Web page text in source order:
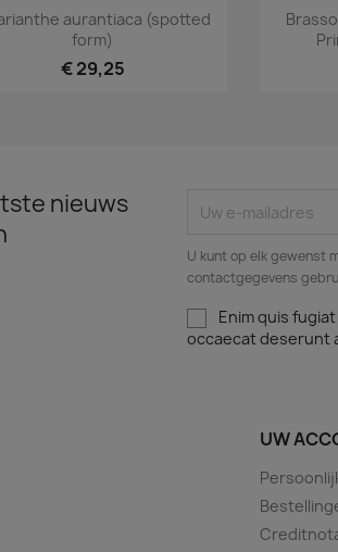
Snel bekijken
aurantiaca (spotted
form)
€ 29,25
nieuws
U kunt op elk gewenst
contactgegevens
Enim quis
occaecat deserunt
UW